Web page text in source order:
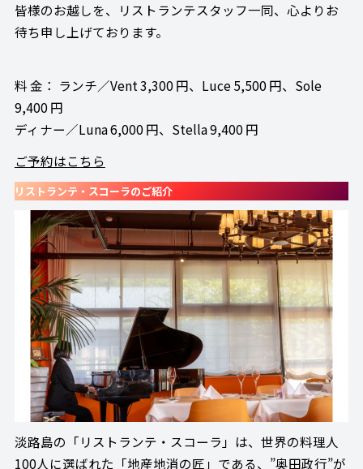
皆様のお越しを、リストランテスタッフ一同、心よりお
待ち申し上げております。
料 金： ランチ／Vent 3,300 円、Luce 5,500 円、Sole
9,400 円
ディナー／Luna 6,000 円、Stella 9,400 円
ご予約はこちら
リストランテ・スコーラのご紹介
淡路島の「リストランテ・スコーラ」は、世界の料理人
100人に選ばれた「地産地消の匠」である、”奥田政行”が